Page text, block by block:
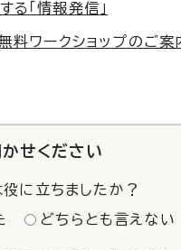
「情報発信」
無料ワークショップのご案
せください
に立ちましたか？
どちらとも言えない